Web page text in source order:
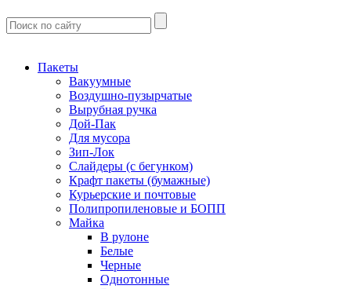
Пакеты
Вакуумные
Воздушно-пузырчатые
Вырубная ручка
Дой-Пак
Для мусора
Зип-Лок
Слайдеры (с бегунком)
Крафт пакеты (бумажные)
Курьерские и почтовые
Полипропиленовые и БОПП
Майка
В рулоне
Белые
Черные
Однотонные